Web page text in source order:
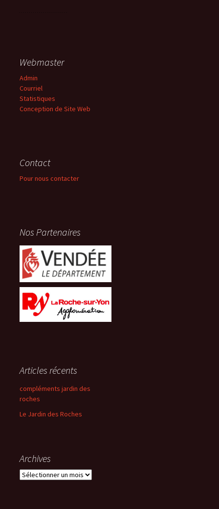
Webmaster
Admin
Courriel
Statistiques
Conception de Site Web
Contact
Pour nous contacter
Nos Partenaires
Articles récents
compléments jardin des
roches
Le Jardin des Roches
Archives
Archives